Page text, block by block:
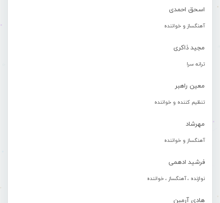
اسحق احمدی
آهنگساز و خواننده
مجید ذاکری
ترانه سرا
معین راهبر
تنظیم کننده و خواننده
مهرشاد
آهنگساز و خواننده
فرشید ادهمی
نوازنده ، آهنگساز ، خواننده
هادی آرمین